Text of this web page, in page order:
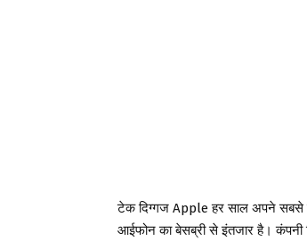
टेक दिग्गज Apple हर साल अपने सबसे
आईफोन का बेसब्री से इंतजार है।